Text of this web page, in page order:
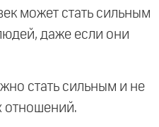
может стать сильным
даже если они
стать сильным и не
отношений.